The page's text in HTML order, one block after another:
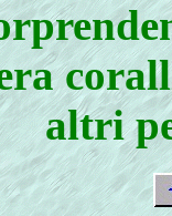
altri